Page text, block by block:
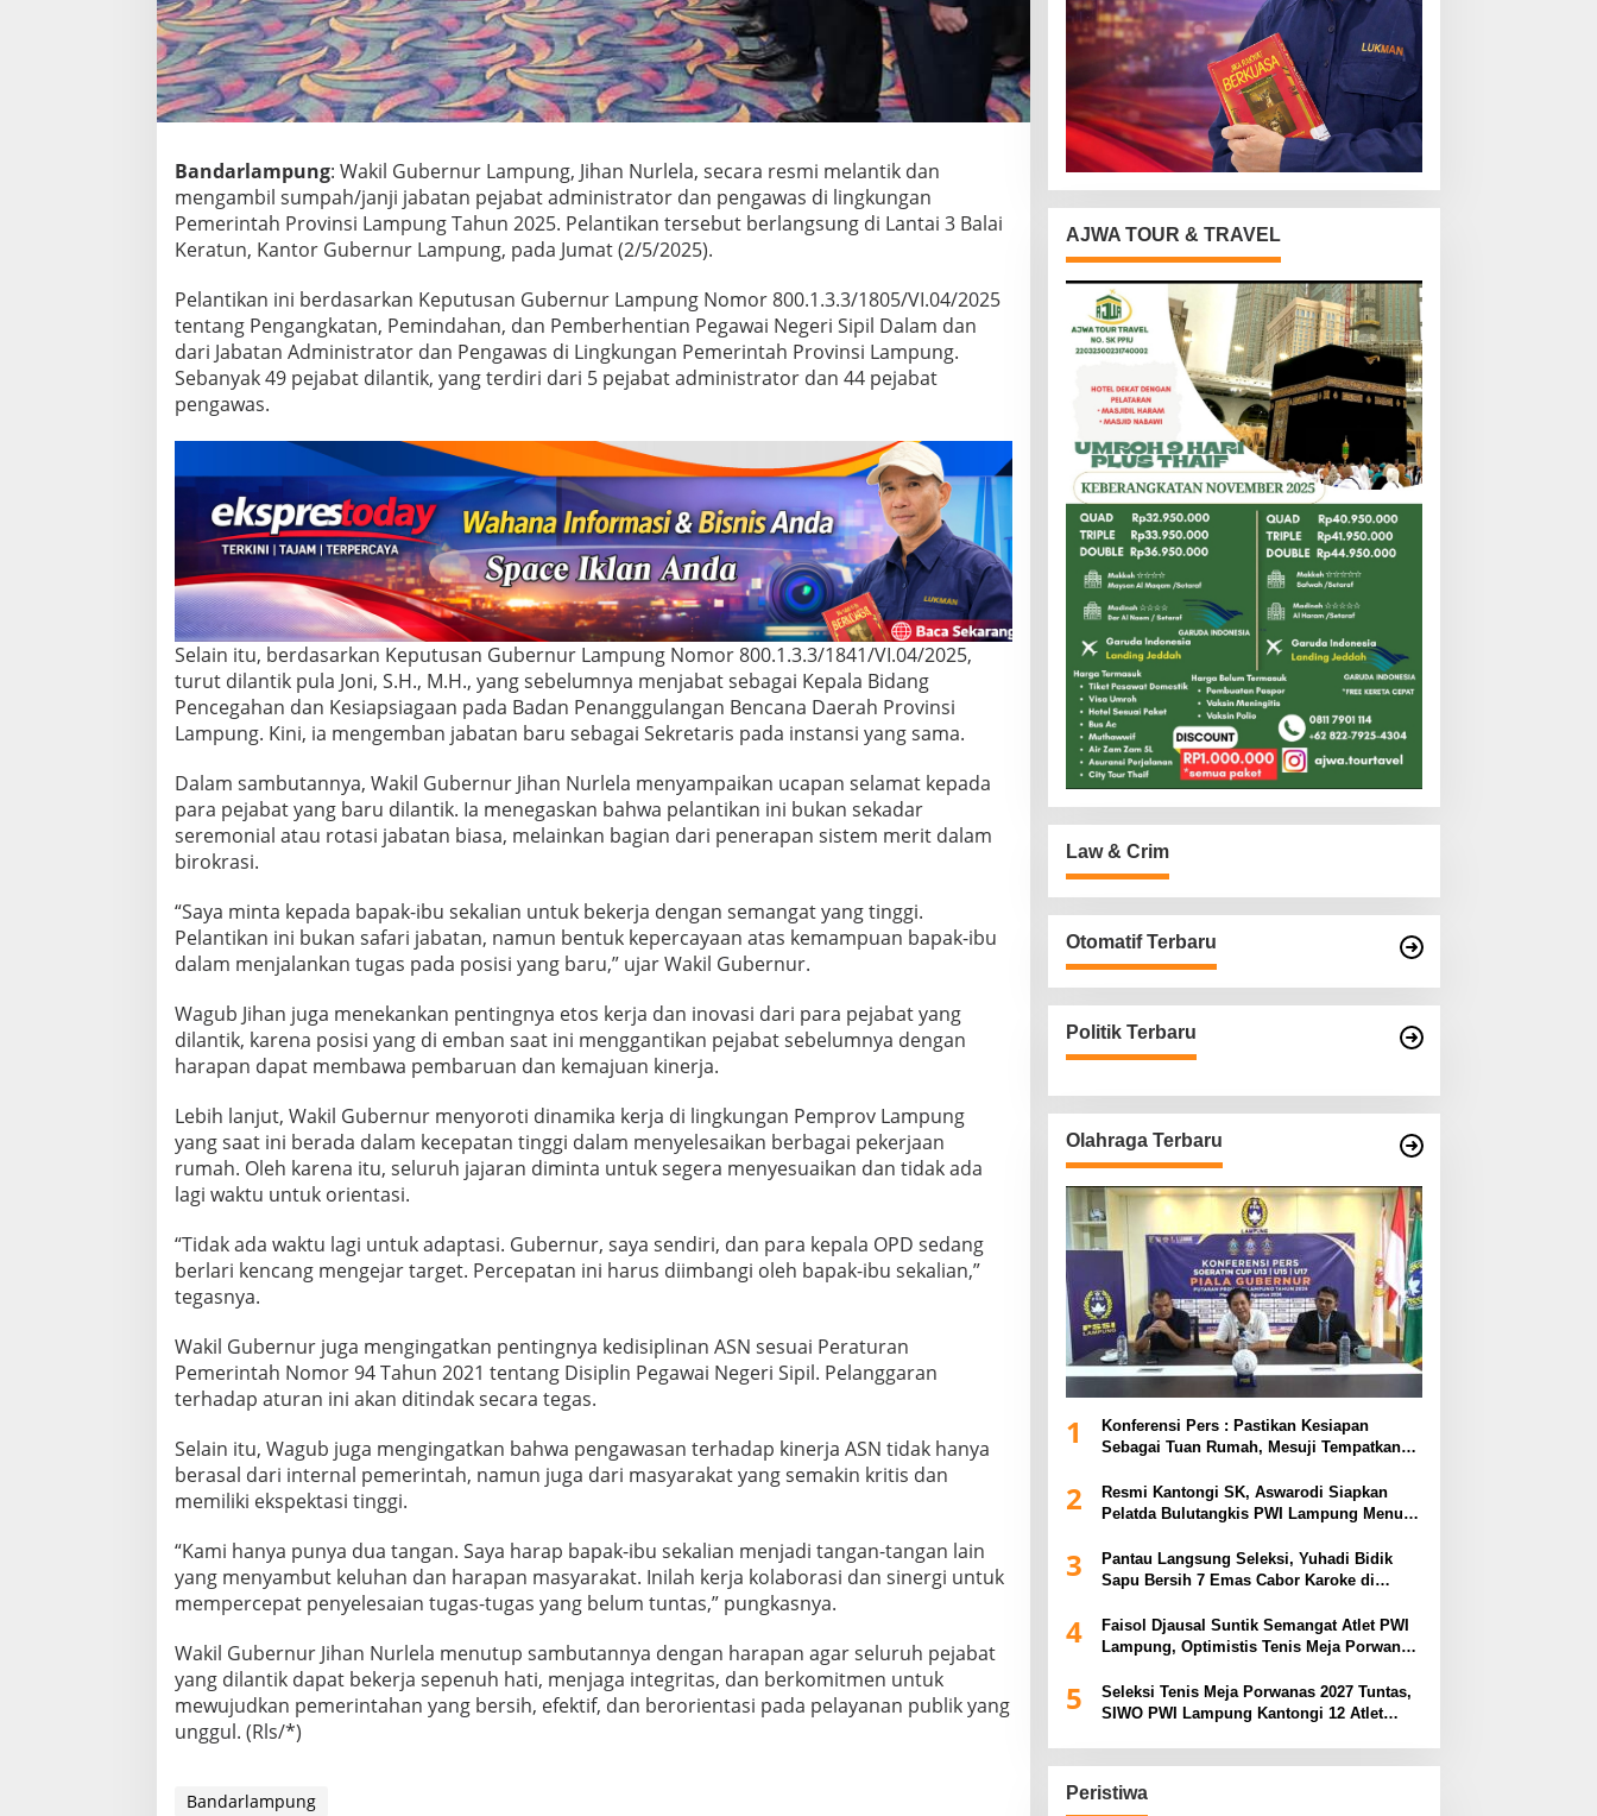
A
d
m
i
n
i
r
a
t
o
a
n
P
e
a
s
d
i
L
i
n
g
k
u
n
g
a
P
e
m
p
v
a
m
u
n
Bandarlampung: Wakil Gubernur Lampung, Jihan Nurlela, secara resmi melantik dan
mengambil sumpah/janji jabatan pejabat administrator dan pengawas di lingkungan
Pemerintah Provinsi Lampung Tahun 2025. Pelantikan tersebut berlangsung di Lantai 3 Balai
Keratun, Kantor Gubernur Lampung, pada Jumat (2/5/2025).
Pelantikan ini berdasarkan Keputusan Gubernur Lampung Nomor 800.1.3.3/1805/VI.04/2025
tentang Pengangkatan, Pemindahan, dan Pemberhentian Pegawai Negeri Sipil Dalam dan
dari Jabatan Administrator dan Pengawas di Lingkungan Pemerintah Provinsi Lampung.
Sebanyak 49 pejabat dilantik, yang terdiri dari 5 pejabat administrator dan 44 pejabat
pengawas.
Selain itu, berdasarkan Keputusan Gubernur Lampung Nomor 800.1.3.3/1841/VI.04/2025,
turut dilantik pula Joni, S.H., M.H., yang sebelumnya menjabat sebagai Kepala Bidang
Pencegahan dan Kesiapsiagaan pada Badan Penanggulangan Bencana Daerah Provinsi
Lampung. Kini, ia mengemban jabatan baru sebagai Sekretaris pada instansi yang sama.
Dalam sambutannya, Wakil Gubernur Jihan Nurlela menyampaikan ucapan selamat kepada
para pejabat yang baru dilantik. Ia menegaskan bahwa pelantikan ini bukan sekadar
seremonial atau rotasi jabatan biasa, melainkan bagian dari penerapan sistem merit dalam
birokrasi.
“Saya minta kepada bapak-ibu sekalian untuk bekerja dengan semangat yang tinggi.
Pelantikan ini bukan safari jabatan, namun bentuk kepercayaan atas kemampuan bapak-ibu
dalam menjalankan tugas pada posisi yang baru,” ujar Wakil Gubernur.
Wagub Jihan juga menekankan pentingnya etos kerja dan inovasi dari para pejabat yang
dilantik, karena posisi yang di emban saat ini menggantikan pejabat sebelumnya dengan
harapan dapat membawa pembaruan dan kemajuan kinerja.
Lebih lanjut, Wakil Gubernur menyoroti dinamika kerja di lingkungan Pemprov Lampung
yang saat ini berada dalam kecepatan tinggi dalam menyelesaikan berbagai pekerjaan
rumah. Oleh karena itu, seluruh jajaran diminta untuk segera menyesuaikan dan tidak ada
lagi waktu untuk orientasi.
“Tidak ada waktu lagi untuk adaptasi. Gubernur, saya sendiri, dan para kepala OPD sedang
berlari kencang mengejar target. Percepatan ini harus diimbangi oleh bapak-ibu sekalian,”
tegasnya.
Wakil Gubernur juga mengingatkan pentingnya kedisiplinan ASN sesuai Peraturan
Pemerintah Nomor 94 Tahun 2021 tentang Disiplin Pegawai Negeri Sipil. Pelanggaran
terhadap aturan ini akan ditindak secara tegas.
Selain itu, Wagub juga mengingatkan bahwa pengawasan terhadap kinerja ASN tidak hanya
berasal dari internal pemerintah, namun juga dari masyarakat yang semakin kritis dan
memiliki ekspektasi tinggi.
“Kami hanya punya dua tangan. Saya harap bapak-ibu sekalian menjadi tangan-tangan lain
yang menyambut keluhan dan harapan masyarakat. Inilah kerja kolaborasi dan sinergi untuk
mempercepat penyelesaian tugas-tugas yang belum tuntas,” pungkasnya.
Wakil Gubernur Jihan Nurlela menutup sambutannya dengan harapan agar seluruh pejabat
yang dilantik dapat bekerja sepenuh hati, menjaga integritas, dan berkomitmen untuk
mewujudkan pemerintahan yang bersih, efektif, dan berorientasi pada pelayanan publik yang
unggul. (Rls/*)
Bandarlampung
AJWA TOUR & TRAVEL
Law & Crim
Otomatif Terbaru
Politik Terbaru
Olahraga Terbaru
1
Konferensi Pers : Pastikan Kesiapan
Sebagai Tuan Rumah, Mesuji Tempatkan
Piala Gubernur Lampung
2
Resmi Kantongi SK, Aswarodi Siapkan
Pelatda Bulutangkis PWI Lampung Menuju
3
Pantau Langsung Seleksi, Yuhadi Bidik
Sapu Bersih 7 Emas Cabor Karoke di
4
Faisol Djausal Suntik Semangat Atlet PWI
Lampung, Optimistis Tenis Meja Porwanas
5
Seleksi Tenis Meja Porwanas 2027 Tuntas,
SIWO PWI Lampung Kantongi 12 Atlet
Peristiwa